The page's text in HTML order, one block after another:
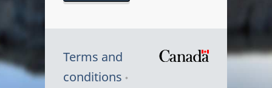
Terms and
conditions